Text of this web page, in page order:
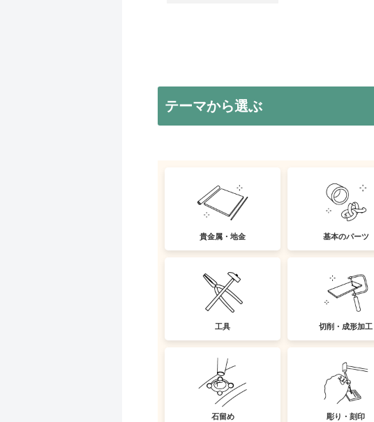
テーマから選ぶ
貴金属・地金 基本のパーツ
工具 切削・成形加工
石留め 彫り・刻印